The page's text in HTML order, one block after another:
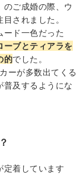
のご成婚の際、ウ
されました。
ード一色だった
ーブとティアラを
的でした。
ーが多数出てくる
普及するようにな
定着しています